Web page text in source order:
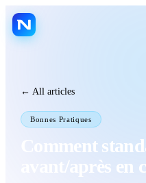
Jarvis AI
Nextmotion Capture
Nextmotion Revolution
← All articles
Bonnes Pratiques
Comment
avant/après en